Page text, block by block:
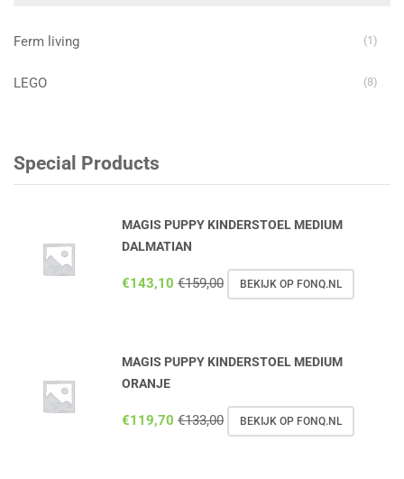
Ferm living (1)
LEGO (8)
Special Products
MAGIS PUPPY KINDERSTOEL MEDIUM
DALMATIAN
€143,10 €159,00 BEKIJK OP FONQ.NL
MAGIS PUPPY KINDERSTOEL MEDIUM
ORANJE
€119,70 €133,00 BEKIJK OP FONQ.NL